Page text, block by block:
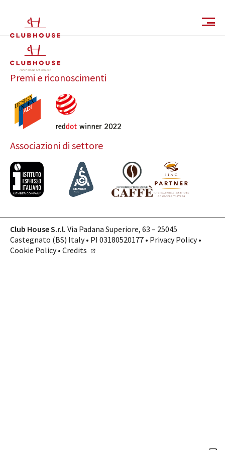
Catalogo
Finiture e Collezioni
Magazine
Azienda
Contatti
SHOP ONLINE CHIAMA
EN
Premi e riconoscimenti
Associazioni di settore
Club House S.r.l. Via Padana Superiore, 63 – 25045
Castegnato (BS) Italy • PI 03180520177 • Privacy Policy•
Cookie Policy• Credits